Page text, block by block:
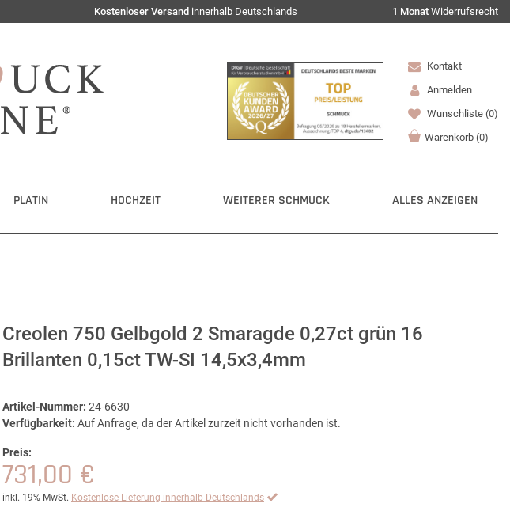
Kostenloser Versand innerhalb Deutschlands 1 Monat Widerrufsrecht
Kontakt
Anmelden
Wunschliste (0)
Warenkorb (0)
PLATIN HOCHZEIT WEITERER SCHMUCK ALLES ANZEIGEN
Creolen 750 Gelbgold 2 Smaragde 0,27ct grün 16
Brillanten 0,15ct TW-SI 14,5x3,4mm
Artikel-Nummer: 24-6630
Verfügbarkeit: Auf Anfrage, da der Artikel zurzeit nicht vorhanden ist.
Preis:
731,00 €
inkl. 19% MwSt. Kostenlose Lieferung innerhalb Deutschlands